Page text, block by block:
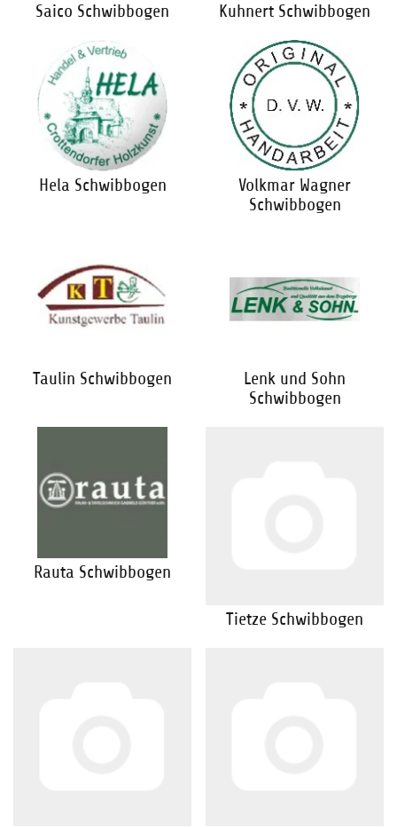
Saico Schwibbogen Kuhnert Schwibbogen
Hela Schwibbogen
Volkmar Wagner
Schwibbogen
Taulin Schwibbogen
Lenk und Sohn
Schwibbogen
Rauta Schwibbogen
Tietze Schwibbogen